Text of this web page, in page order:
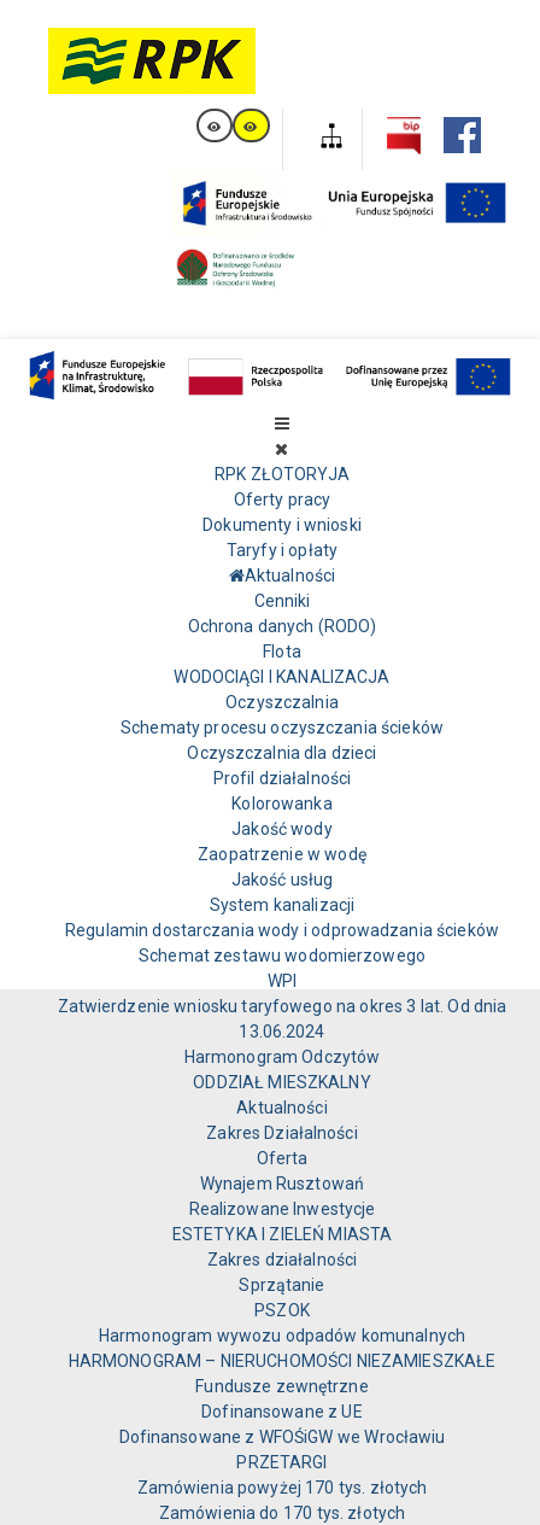
RPK ZŁOTORYJA
Oferty pracy
Dokumenty i wnioski
Taryfy i opłaty
Aktualności
Cenniki
Ochrona danych (RODO)
Flota
WODOCIĄGI I KANALIZACJA
Oczyszczalnia
Schematy procesu oczyszczania ścieków
Oczyszczalnia dla dzieci
Profil działalności
Kolorowanka
Jakość wody
Zaopatrzenie w wodę
Jakość usług
System kanalizacji
Regulamin dostarczania wody i odprowadzania ścieków
Schemat zestawu wodomierzowego
WPI
Zatwierdzenie wniosku taryfowego na okres 3 lat. Od dnia
13.06.2024
Harmonogram Odczytów
ODDZIAŁ MIESZKALNY
Aktualności
Zakres Działalności
Oferta
Wynajem Rusztowań
Realizowane Inwestycje
ESTETYKA I ZIELEŃ MIASTA
Zakres działalności
Sprzątanie
PSZOK
Harmonogram wywozu odpadów komunalnych
HARMONOGRAM – NIERUCHOMOŚCI NIEZAMIESZKAŁE
Fundusze zewnętrzne
Dofinansowane z UE
Dofinansowane z WFOŚiGW we Wrocławiu
PRZETARGI
Zamówienia powyżej 170 tys. złotych
Zamówienia do 170 tys. złotych